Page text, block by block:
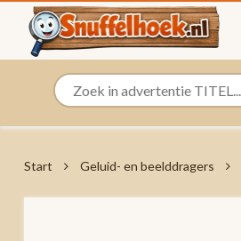
Start Geluid- en beelddragers